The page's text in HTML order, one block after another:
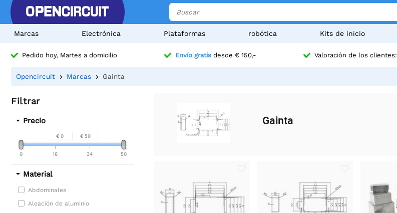
Marcas Electrónica Plataformas robótica Kits de inicio
Pedido hoy, Martes a domicilio Envío gratis desde € 150,- Valoración de los clientes:
Opencircuit Marcas Gainta
Filtrar
Precio
€ 0 € 50
0 50
16 34
Material
Abdominales
Aleación de aluminio
Gainta